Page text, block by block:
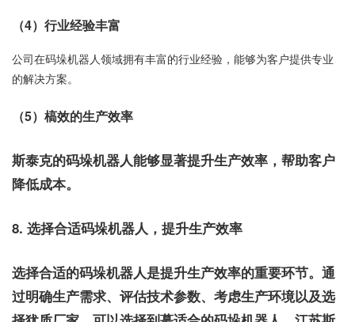
（4）行业经验丰富
公司在码垛机器人领域拥有丰富的行业经验，能够为客户提供专业
的解决方案。
（5）槁效的生产效率
斯泰克的码垛机器人能够显著提升生产效率，帮助客户
降低成本。
8. 选择合适码垛机器人，提升生产效率
选择合适的码垛机器人是提升生产效率的重要环节。通
过明确生产需求、评估技术参数、考虑生产环境以及选